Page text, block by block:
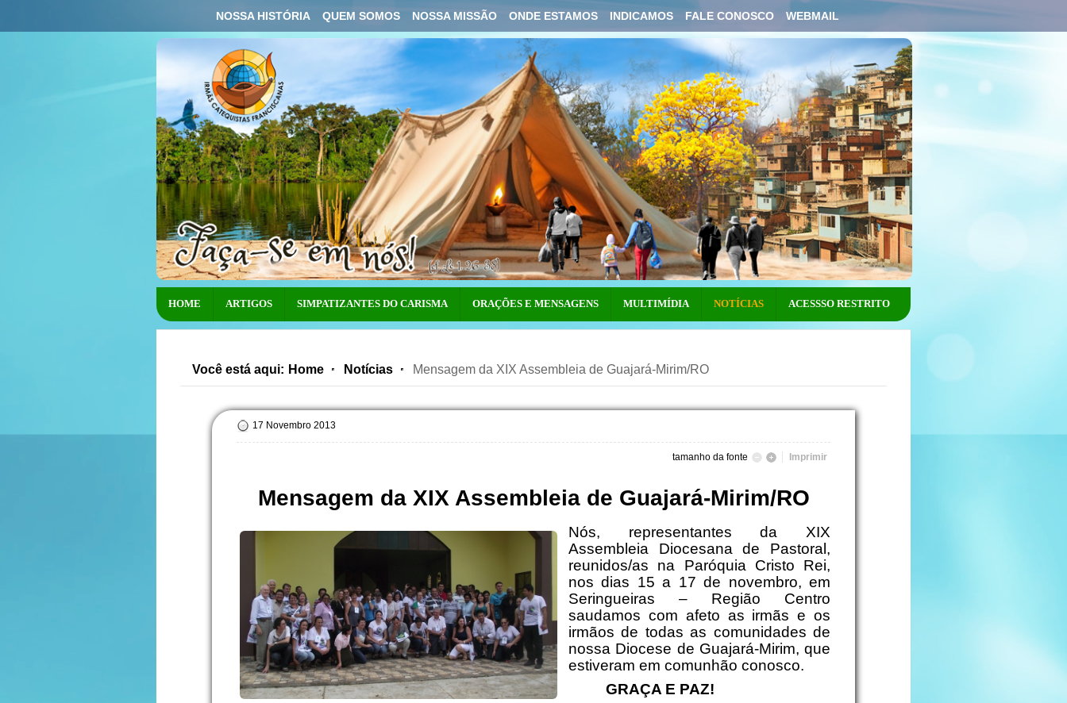
NOSSA HISTÓRIA QUEM SOMOS NOSSA MISSÃO ONDE ESTAMOS INDICAMOS FALE CONOSCO WEBMAIL
HOME ARTIGOS SIMPATIZANTES DO CARISMA ORAÇÕES E MENSAGENS MULTIMÍDIA NOTÍCIAS ACESSSO RESTRITO
Você está aqui: Home Notícias Mensagem da XIX Assembleia de Guajará-Mirim/RO
17 Novembro 2013
tamanho da fonte Imprimir
Mensagem da XIX Assembleia de Guajará-Mirim/RO
Nós, representantes da XIX
Assembleia Diocesana de Pastoral,
reunidos/as na Paróquia Cristo Rei,
nos dias 15 a 17 de novembro, em
Seringueiras – Região Centro
saudamos com afeto as irmãs e os
irmãos de todas as comunidades de
nossa Diocese de Guajará-Mirim, que
estiveram em comunhão conosco.
GRAÇA E PAZ!